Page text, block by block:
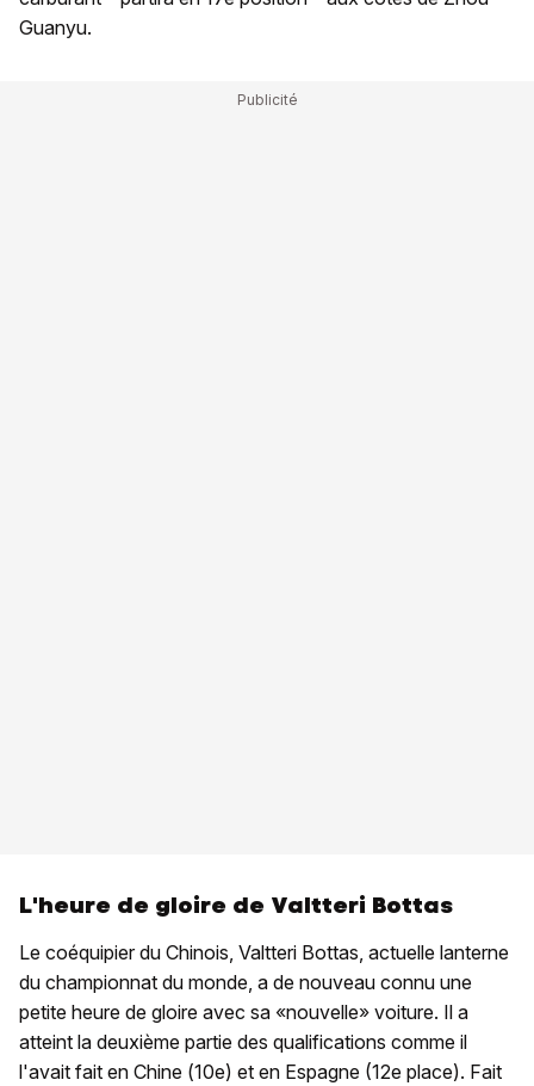
Guanyu.
L'heure de gloire de Valtteri Bottas
Le coéquipier du Chinois, Valtteri Bottas, actuelle lanterne
du championnat du monde, a de nouveau connu une
petite heure de gloire avec sa «nouvelle» voiture. Il a
atteint la deuxième partie des qualifications comme il
l'avait fait en Chine (10e) et en Espagne (12e place). Fait